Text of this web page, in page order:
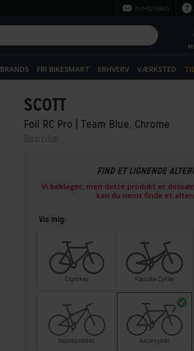
NYHEDSBREV
BRANDS FRI BIKESMART ERHVERV VÆRKSTED
SCOTT
Foil RC Pro | Team Blue, Chrome
Racercykler
FIND ET LIGNENDE
Vi beklager, men dette produkt er
kan du nemt finde et
Vis mig:
Citybikes Klasiske Cykler
Mountainbikes Racercykler